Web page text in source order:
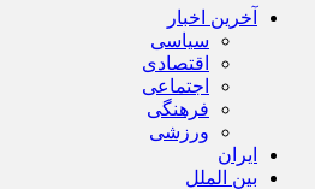
آخرین اخبار
سیاسی
اقتصادی
اجتماعی
فرهنگی
ورزشی
ایران
بین الملل